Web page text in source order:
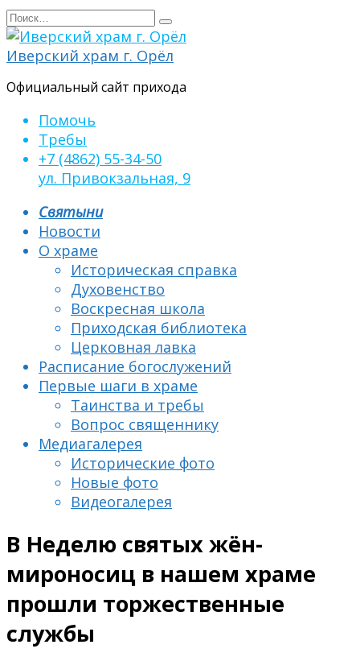
Перейти
к
содержанию
Search
for:
Иверский храм г. Орёл
Официальный сайт прихода
Помочь
Требы
+7 (4862) 55-34-50
ул. Привокзальная, 9
Святыни
Новости
О храме
Историческая справка
Духовенство
Воскресная школа
Приходская библиотека
Церковная лавка
Расписание богослужений
Первые шаги в храме
Таинства и требы
Вопрос священнику
Медиагалерея
Исторические фото
Новые фото
Видеогалерея
В Неделю святых жён-
мироносиц в нашем храме
прошли торжественные
службы